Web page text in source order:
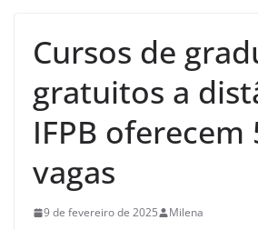
Cursos de
gratuitos a
IFPB oferecem
vagas
9 de fevereiro de 2025 Milena